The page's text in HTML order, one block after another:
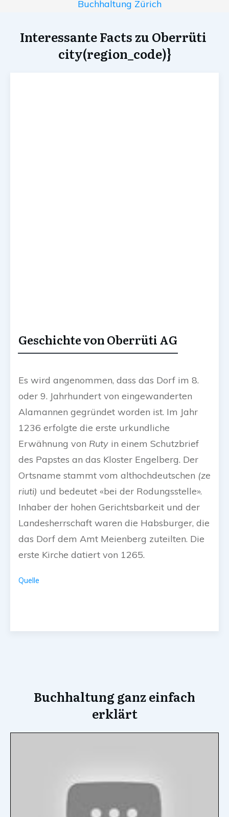
Buchhaltung Zürich
Interessante Facts zu Oberrüti
city(region_code)}
Geschichte von Oberrüti AG
Es wird angenommen, dass das Dorf im 8.
oder 9. Jahrhundert von eingewanderten
Alamannen gegründet worden ist. Im Jahr
1236 erfolgte die erste urkundliche
Erwähnung von Ruty in einem Schutzbrief
des Papstes an das Kloster Engelberg. Der
Ortsname stammt vom althochdeutschen (ze
riuti) und bedeutet «bei der Rodungsstelle».
Inhaber der hohen Gerichtsbarkeit und der
Landesherrschaft waren die Habsburger, die
das Dorf dem Amt Meienberg zuteilten. Die
erste Kirche datiert von 1265.
Quelle
Buchhaltung ganz einfach
erklärt